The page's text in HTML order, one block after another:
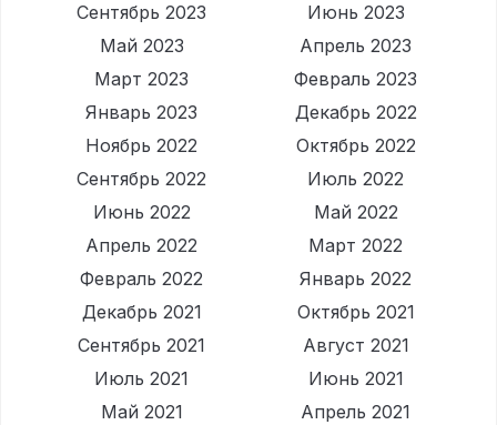
Сентябрь 2023
Июнь 2023
Май 2023
Апрель 2023
Март 2023
Февраль 2023
Январь 2023
Декабрь 2022
Ноябрь 2022
Октябрь 2022
Сентябрь 2022
Июль 2022
Июнь 2022
Май 2022
Апрель 2022
Март 2022
Февраль 2022
Январь 2022
Декабрь 2021
Октябрь 2021
Сентябрь 2021
Август 2021
Июль 2021
Июнь 2021
Май 2021
Апрель 2021